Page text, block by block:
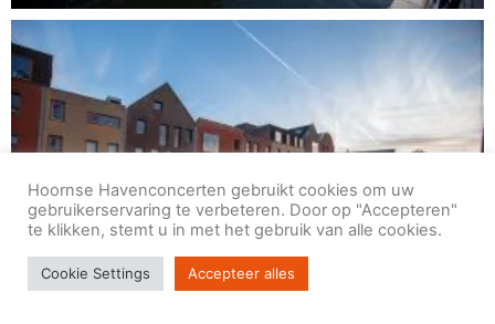
Hoornse Havenconcerten gebruikt cookies om uw
gebruikerservaring te verbeteren. Door op "Accepteren"
te klikken, stemt u in met het gebruik van alle cookies.
Cookie Settings Accepteer alles